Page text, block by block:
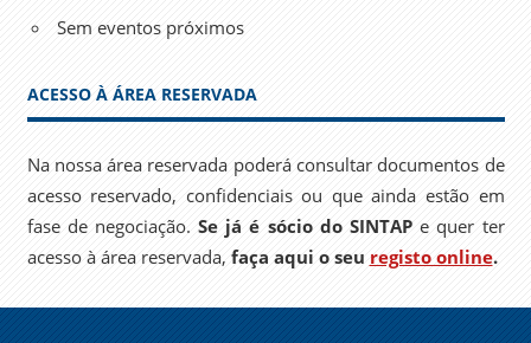
Sem eventos próximos
ACESSO À ÁREA RESERVADA
Na nossa área reservada poderá consultar documentos de
acesso reservado, confidenciais ou que ainda estão em
fase de negociação.Se já é sócio do SINTAPe quer ter
acesso à área reservada, faça aqui o seu registo online.